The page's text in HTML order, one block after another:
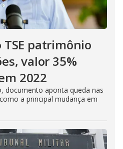
patrimônio
valor 35%
2022
documento aponta queda nas
a principal mudança em